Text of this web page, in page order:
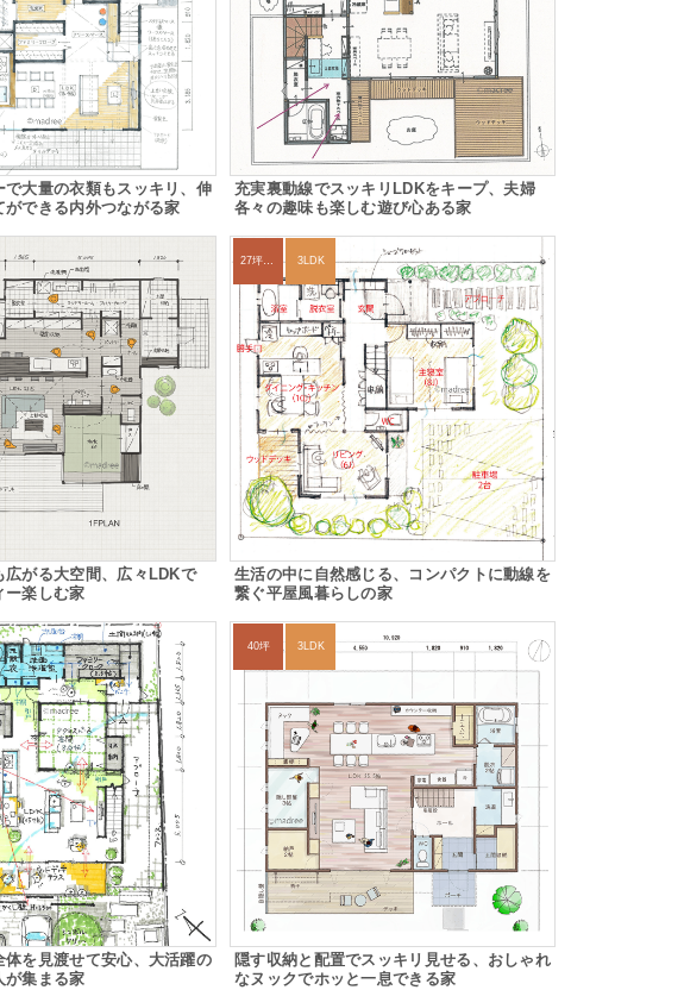
で大量の衣類もスッキリ、伸
ができる内外つながる家
充実裏動線でスッキリLDKをキープ、夫婦
各々の趣味も楽しむ遊び心ある家
広がる大空間、広々LDKで
ー楽しむ家
27坪〜30坪 3LDK
生活の中に自然感じる、コンパクトに動線を
繋ぐ平屋風暮らしの家
体を見渡せて安心、大活躍の
が集まる家
40坪 3LDK
隠す収納と配置でスッキリ見せる、おしゃれ
なヌックでホッと一息できる家